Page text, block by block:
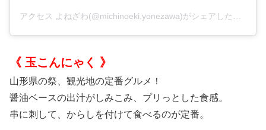
《 玉こんにゃく 》
山形県の祭、観光地の定番グルメ！
醤油ベースの出汁がしみこみ、プリっとした食感。
串に刺して、からしを付けて食べるのが定番。